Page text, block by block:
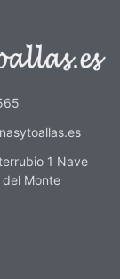
1 Nave
Monte